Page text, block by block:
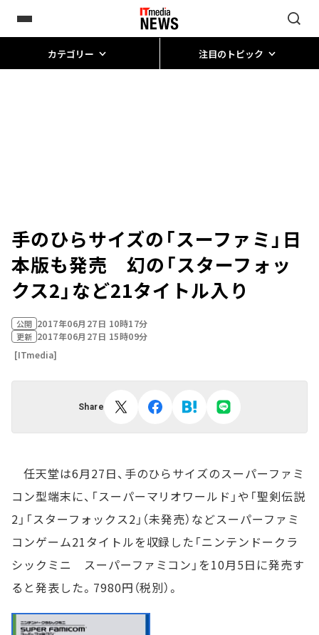
カテゴリー 注目のトピック
手のひらサイズの「スーファミ」日
本版も発売 幻の「スターフォッ
クス2」など21タイトル入り
公開 2017年06月27日 10時17分
更新 2017年06月27日 15時09分
[ITmedia]
Share
任天堂は6月27日、手のひらサイズのスーパーファミ
コン型端末に、「スーパーマリオワールド」や「聖剣伝説
2」「スターフォックス2」（未発売）などスーパーファミ
コンゲーム21タイトルを収録した「ニンテンドークラ
シックミニ スーパーファミコン」を10月5日に発売す
ると発表した。7980円（税別）。